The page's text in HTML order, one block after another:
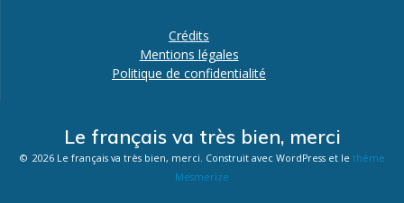
Crédits
Mentions légales
Politique de confidentialité
Le français va très bien, merci
© 2026 Le français va très bien, merci. Construit avec WordPress et le thème
Mesmerize